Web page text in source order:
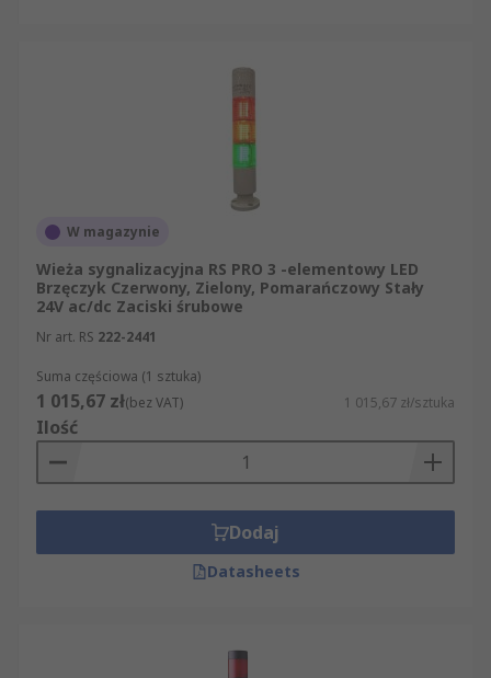
W magazynie
Wieża sygnalizacyjna RS PRO 3 -elementowy LED
Brzęczyk Czerwony, Zielony, Pomarańczowy Stały
24V ac/dc Zaciski śrubowe
Nr art. RS 222-2441
Suma częściowa (1 sztuka)
1 015,67 zł(bez VAT) 1 015,67 zł/sztuka
Ilość
Dodaj
Datasheets